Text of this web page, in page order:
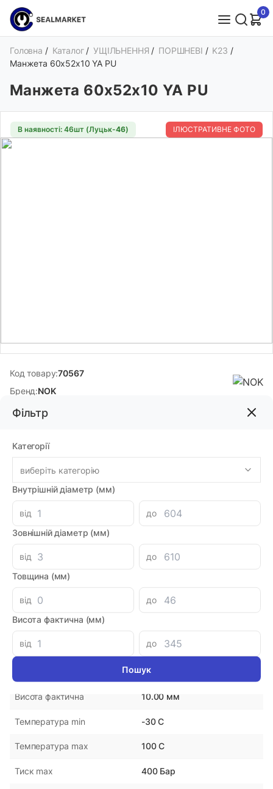
0
Фільтр
Категорії
виберіть категорію
Внутрішній діаметр (мм)
від
до
Зовнішній діаметр (мм)
від
до
Товщина (мм)
від
до
Висота фактична (мм)
від до
Головна / Каталог /УЩІЛЬНЕННЯ / ПОРШНЕВІ / K23 /
Манжета 60х52х10 YA PU
Манжета 60х52х10 YA PU
В наявності: 46шт (Луцьк-46) ІЛЮСТРАТИВНЕ ФОТО
Код товару:70567
Бренд:NOK
72.00грн
- +
Знайшли дешевше?
66.00 при замовленні на загальну сумму 1000 грн.
Параметри
Виробник NOK
Країна-виробник
Внутрішній діаметр 52.00 мм
60.00 мм
Висота фактична 10.00 мм
Температура min -30 С
Температура max 100 С
Тиск max 400 Бар